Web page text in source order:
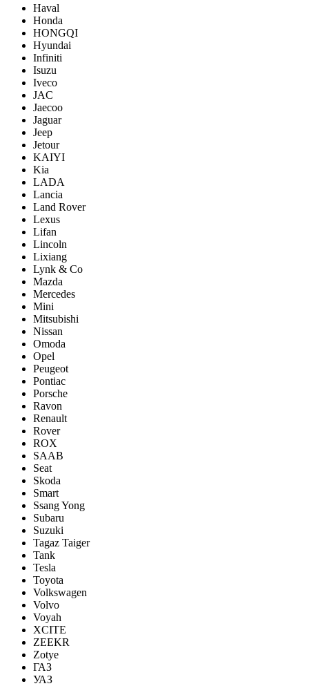
Haval
Honda
HONGQI
Hyundai
Infiniti
Isuzu
Iveco
JAC
Jaecoo
Jaguar
Jeep
Jetour
KAIYI
Kia
LADA
Lancia
Land Rover
Lexus
Lifan
Lincoln
Lixiang
Lynk & Co
Mazda
Mercedes
Mini
Mitsubishi
Nissan
Omoda
Opel
Peugeot
Pontiac
Porsсhe
Ravon
Renault
Rover
ROX
SAAB
Seat
Skoda
Smart
Ssang Yong
Subaru
Suzuki
Tagaz Taiger
Tank
Tesla
Toyota
Volkswagen
Volvo
Voyah
XCITE
ZEEKR
Zotye
ГАЗ
УАЗ